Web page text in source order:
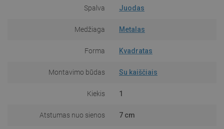
Spalva Juodas
Medžiaga Metalas
Forma Kvadratas
Montavimo būdas Su kaiščiais
Kiekis 1
Atstumas nuo sienos 7 cm